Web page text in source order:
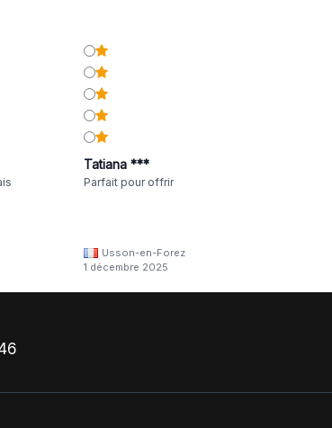
Tatiana ***
Parfait pour offrir
Usson-en-Forez
1 décembre 2025